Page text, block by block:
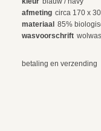
afmeting circa 170 x
materiaal 85%
wasvoorschrift
betaling en verzending